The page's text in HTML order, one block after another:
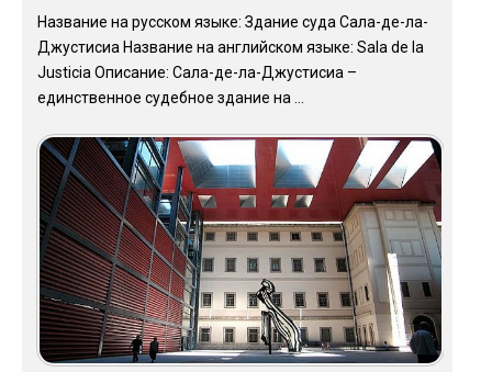
Название на русском языке: Здание суда Сала-де-ла-
Джустисиа Название на английском языке: Sala de la
Justicia Описание: Сала-де-ла-Джустисиа –
единственное судебное здание на ...